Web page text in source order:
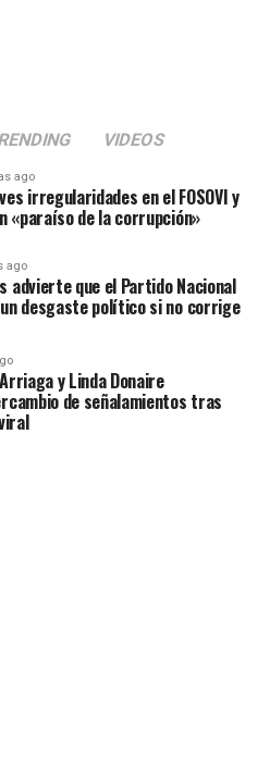
VIDEOS
ago
irregularidades en el FOSOVI y
«paraíso de la corrupción»
ago
advierte que el Partido Nacional
desgaste político si no corrige
y Linda Donaire
de señalamientos tras